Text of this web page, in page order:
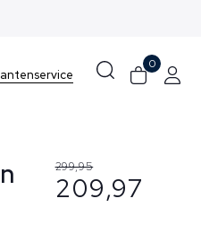
0
299,95
209,97